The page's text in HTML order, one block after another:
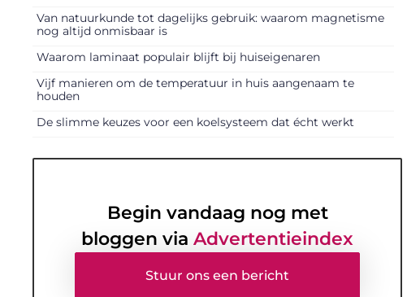
Van natuurkunde tot dagelijks gebruik: waarom magnetisme
nog altijd onmisbaar is
Waarom laminaat populair blijft bij huiseigenaren
Vijf manieren om de temperatuur in huis aangenaam te
houden
De slimme keuzes voor een koelsysteem dat écht werkt
Begin vandaag nog met
bloggen via Advertentieindex
Stuur ons een bericht